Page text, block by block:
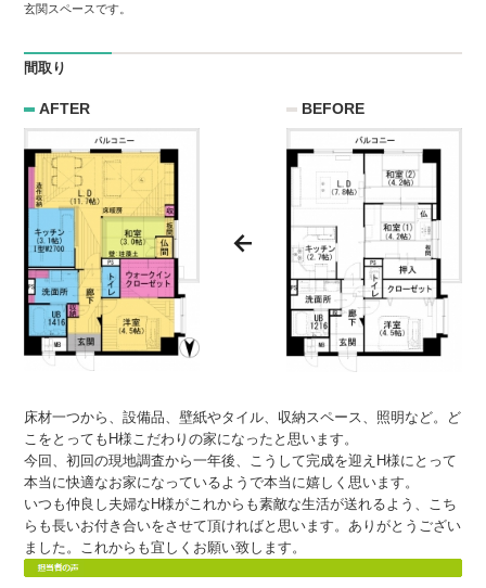
玄関スペースです。
間取り
BEFORE
AFTER
床材一つから、設備品、壁紙やタイル、収納スペース、照明など。ど
こをとってもH様こだわりの家になったと思います。
今回、初回の現地調査から一年後、こうして完成を迎えH様にとって
本当に快適なお家になっているようで本当に嬉しく思います。
いつも仲良し夫婦なH様がこれからも素敵な生活が送れるよう、こち
らも長いお付き合いをさせて頂ければと思います。 ありがとうござい
ました。これからも宜しくお願い致します。